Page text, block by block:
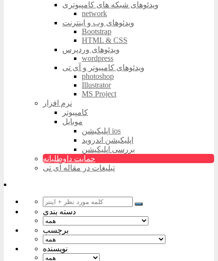
ویدئوهای شبکه های کامپیوتری
network
ویدئوهای وب و اینترنت
Bootstrap
HTML & CSS
ویدئوهای وردپرس
wordpress
ویدئوهای کامپیوتر و آی تی
photoshop
Illustrator
MS Project
نرم افزار
کامپیوتر
موبایل
اپلیکیشن ios
اپلیکیشن اندروید
بررسی اپلیکیشن
حمایت داوطلبانه
تبلیغات در مقاله آی تی
دسته بندی
برچسب
نویسنده